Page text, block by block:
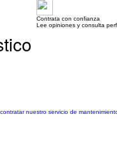
Contrata con confianza
Lee opiniones y consulta
nuestro servicio de